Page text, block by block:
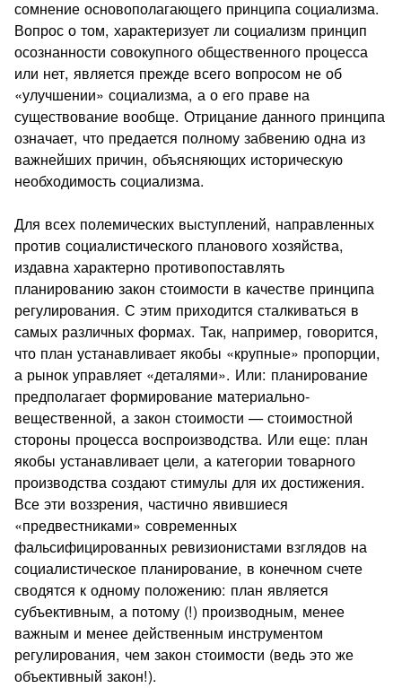
сомнение основополагающего принципа социализма.
Вопрос о том, характеризует ли социализм принцип
осознанности совокупного общественного процесса
или нет, является прежде всего вопросом не об
«улучшении» социализма, а о его праве на
существование вообще. Отрицание данного принципа
означает, что предается полному забвению одна из
важнейших причин, объясняющих историческую
необходимость социализма.
Для всех полемических выступлений, направленных
против социалистического планового хозяйства,
издавна характерно противопоставлять
планированию закон стоимости в качестве принципа
регулирования. С этим приходится сталкиваться в
самых различных формах. Так, например, говорится,
что план устанавливает якобы «крупные» пропорции,
а рынок управляет «деталями». Или: планирование
предполагает формирование материально-
вещественной, а закон стоимости — стоимостной
стороны процесса воспроизводства. Или еще: план
якобы устанавливает цели, а категории товарного
производства создают стимулы для их достижения.
Все эти воззрения, частично явившиеся
«предвестниками» современных
фальсифицированных ревизионистами взглядов на
социалистическое планирование, в конечном счете
сводятся к одному положению: план является
субъективным, а потому (!) производным, менее
важным и менее действенным инструментом
регулирования, чем закон стоимости (ведь это же
объективный закон!).